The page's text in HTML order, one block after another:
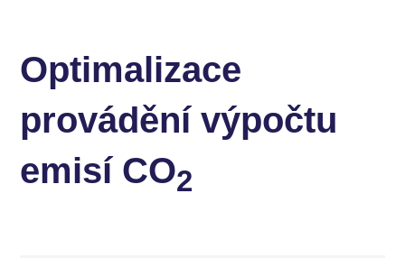
Optimalizace
provádění výpočtu
emisí CO2